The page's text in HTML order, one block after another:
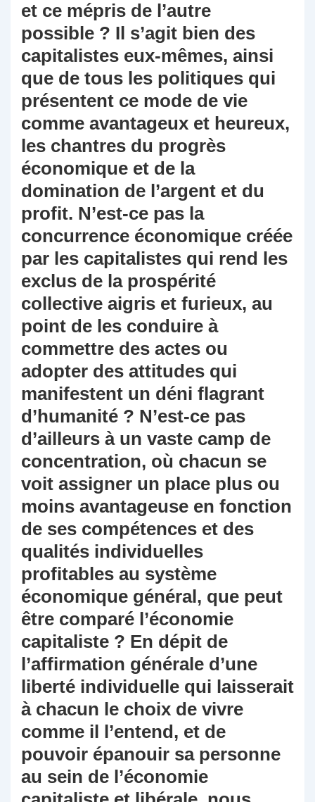
et ce mépris de l’autre
possible ? Il s’agit bien des
capitalistes eux-mêmes, ainsi
que de tous les politiques qui
présentent ce mode de vie
comme avantageux et heureux,
les chantres du progrès
économique et de la
domination de l’argent et du
profit. N’est-ce pas la
concurrence économique créée
par les capitalistes qui rend les
exclus de la prospérité
collective aigris et furieux, au
point de les conduire à
commettre des actes ou
adopter des attitudes qui
manifestent un déni flagrant
d’humanité ? N’est-ce pas
d’ailleurs à un vaste camp de
concentration, où chacun se
voit assigner un place plus ou
moins avantageuse en fonction
de ses compétences et des
qualités individuelles
profitables au système
économique général, que peut
être comparé l’économie
capitaliste ? En dépit de
l’affirmation générale d’une
liberté individuelle qui laisserait
à chacun le choix de vivre
comme il l’entend, et de
pouvoir épanouir sa personne
au sein de l’économie